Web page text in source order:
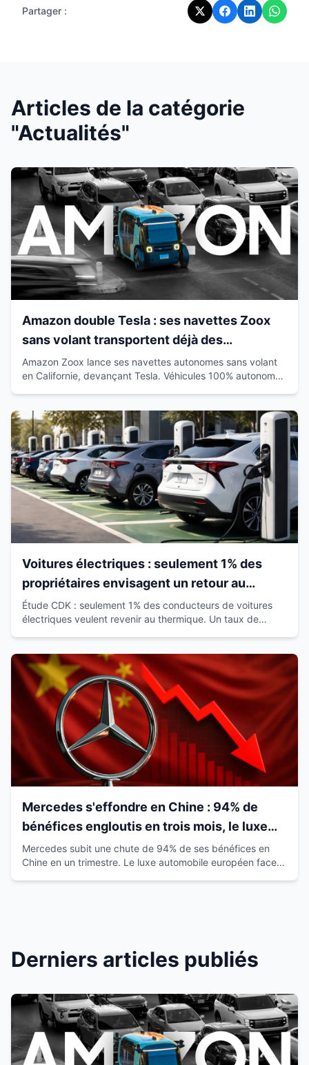
Partager :
Articles de la catégorie
"Actualités"
Amazon double Tesla : ses navettes Zoox
sans volant transportent déjà des
passagers en Californie
Amazon Zoox lance ses navettes autonomes sans volant
en Californie, devançant Tesla. Véhicules 100% autonomes
Voitures électriques : seulement 1% des
propriétaires envisagent un retour au
thermique
Étude CDK : seulement 1% des conducteurs de voitures
électriques veulent revenir au thermique. Un taux de
Mercedes s'effondre en Chine : 94% de
bénéfices engloutis en trois mois, le luxe
européen vacille
Mercedes subit une chute de 94% de ses bénéfices en
Chine en un trimestre. Le luxe automobile européen face à
Derniers articles publiés